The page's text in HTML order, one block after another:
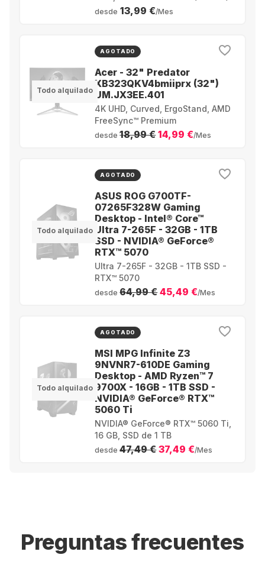
desde 13,99 €/Mes
Todo alquilado
AGOTADO
Acer - 32" Predator
XB323QKV4bmiiprx (32")
UM.JX3EE.401
4K UHD, Curved, ErgoStand, AMD
FreeSync™ Premium
desde 18,99 €14,99 €/Mes
Todo alquilado
AGOTADO
ASUS ROG G700TF-
07265F328W Gaming
Desktop - Intel® Core™
Ultra 7-265F - 32GB - 1TB
SSD - NVIDIA® GeForce®
RTX™ 5070
Ultra 7-265F - 32GB - 1TB SSD -
RTX™ 5070
desde 64,99 €45,49 €/Mes
Todo alquilado
AGOTADO
MSI MPG Infinite Z3
9NVNR7-610DE Gaming
Desktop - AMD Ryzen™ 7
9700X - 16GB - 1TB SSD -
NVIDIA® GeForce® RTX™
5060 Ti
NVIDIA® GeForce® RTX™ 5060 Ti,
16 GB, SSD de 1 TB
desde 47,49 €37,49 €/Mes
Preguntas frecuentes